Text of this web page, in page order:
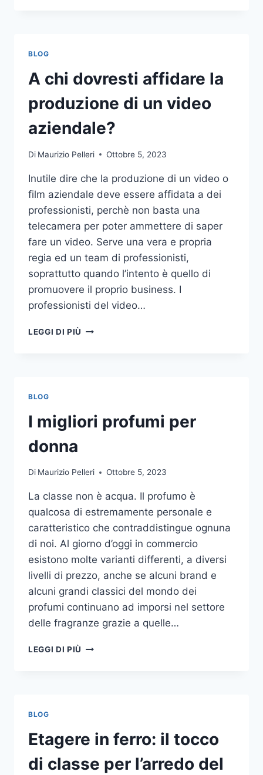
NELLE
SCOMMESSE
SPORTIVE
ONLINE
BLOG
A chi dovresti affidare la
produzione di un video
aziendale?
Di Maurizio Pelleri Ottobre 5, 2023
Inutile dire che la produzione di un video o
film aziendale deve essere affidata a dei
professionisti, perchè non basta una
telecamera per poter ammettere di saper
fare un video. Serve una vera e propria
regia ed un team di professionisti,
soprattutto quando l’intento è quello di
promuovere il proprio business. I
professionisti del video…
LEGGI DI PIÙ
VIDEO
BLOG
I migliori profumi per
donna
Di Maurizio Pelleri Ottobre 5, 2023
La classe non è acqua. Il profumo è
qualcosa di estremamente personale e
caratteristico che contraddistingue ognuna
di noi. Al giorno d’oggi in commercio
esistono molte varianti differenti, a diversi
livelli di prezzo, anche se alcuni brand e
alcuni grandi classici del mondo dei
profumi continuano ad imporsi nel settore
delle fragranze grazie a quelle…
LEGGI DI PIÙ
BLOG
Etagere in ferro: il tocco
di classe per l’arredo del